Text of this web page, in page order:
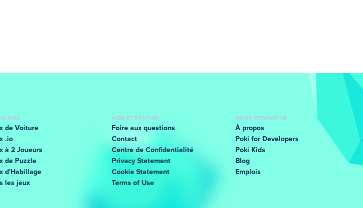
de Voiture
.io
à 2 Joueurs
de Puzzle
d'Habillage
les jeux
AIDE ET SOUTIEN
Foire aux questions
Contact
Centre de Confidentialité
Privacy Statement
Cookie Statement
Terms of Use
NOUS CONNAÎTRE
À propos
Poki for Developers
Poki Kids
Blog
Emplois